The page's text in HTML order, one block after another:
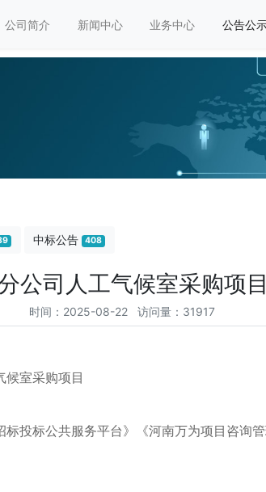
公司简介 新闻中心 业务中心 公告公
中标公告 408
公司人工气候室采购项
时间：2025-08-22 访问量：31917
候室采购项目
标投标公共服务平台》《河南万为项目咨询